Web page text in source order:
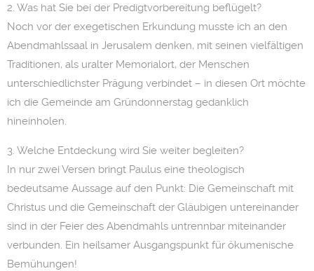
2. Was hat Sie bei der Predigtvorbereitung beflügelt?
Noch vor der exegetischen Erkundung musste ich an den
Abendmahlssaal in Jerusalem denken, mit seinen vielfältigen
Traditionen, als uralter Memorialort, der Menschen
unterschiedlichster Prägung verbindet – in diesen Ort möchte
ich die Gemeinde am Gründonnerstag gedanklich
hineinholen.
3. Welche Entdeckung wird Sie weiter begleiten?
In nur zwei Versen bringt Paulus eine theologisch
bedeutsame Aussage auf den Punkt: Die Gemeinschaft mit
Christus und die Gemeinschaft der Gläubigen untereinander
sind in der Feier des Abendmahls untrennbar miteinander
verbunden. Ein heilsamer Ausgangspunkt für ökumenische
Bemühungen!